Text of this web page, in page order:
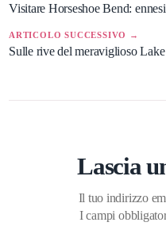
Visitare Horseshoe Bend:
ARTICOLO SUCCESSIVO →
Sulle rive del meraviglioso
Lascia
Il tuo indirizzo
I campi